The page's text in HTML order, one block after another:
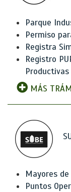
Parque
Permiso
Registra
Registro
Productivas
MÁS
Mayores
Puntos